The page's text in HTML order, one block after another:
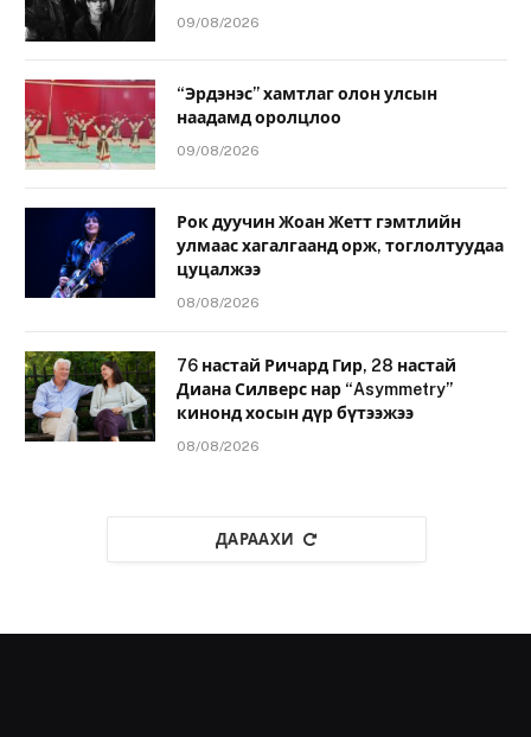
09/08/2026
“Эрдэнэс” хамтлаг олон улсын
наадамд оролцлоо
09/08/2026
Рок дуучин Жоан Жетт гэмтлийн
улмаас хагалгаанд орж, тоглолтуудаа
цуцалжээ
08/08/2026
76 настай Ричард Гир, 28 настай
Диана Силверс нар “Asymmetry”
кинонд хосын дүр бүтээжээ
08/08/2026
ДАРААХИ